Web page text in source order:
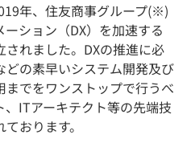
年、住友商事グループ(※)
ション（DX）を加速する
れました。DXの推進に必
どの素早いシステム開発及び
でをワンストップで行うべ
ITアーキテクト等の先端技
おります。